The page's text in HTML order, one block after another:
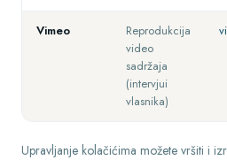
Vimeo
Reprodukcija
video
sadržaja
(intervjui
vlasnika)
Upravljanje kolačićima možete vršiti i